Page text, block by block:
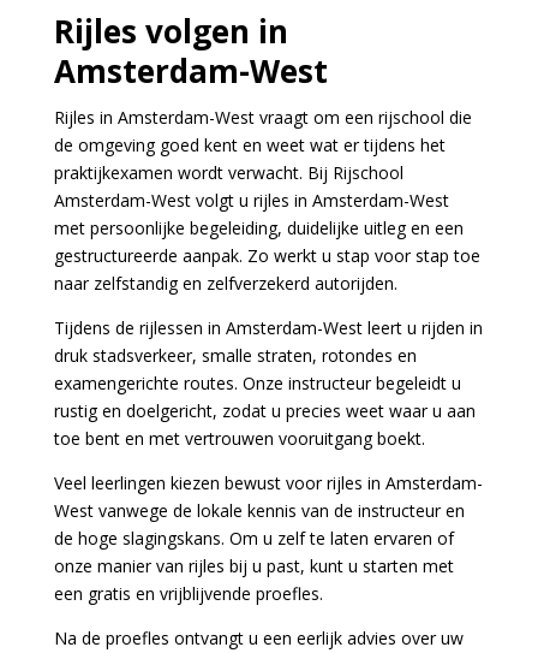
Rijles volgen in
Amsterdam-West
Rijles in Amsterdam-West vraagt om een rijschool die
de omgeving goed kent en weet wat er tijdens het
praktijkexamen wordt verwacht. Bij Rijschool
Amsterdam-West volgt u rijles in Amsterdam-West
met persoonlijke begeleiding, duidelijke uitleg en een
gestructureerde aanpak. Zo werkt u stap voor stap toe
naar zelfstandig en zelfverzekerd autorijden.
Tijdens de rijlessen in Amsterdam-West leert u rijden in
druk stadsverkeer, smalle straten, rotondes en
examengerichte routes. Onze instructeur begeleidt u
rustig en doelgericht, zodat u precies weet waar u aan
toe bent en met vertrouwen vooruitgang boekt.
Veel leerlingen kiezen bewust voor rijles in Amsterdam-
West vanwege de lokale kennis van de instructeur en
de hoge slagingskans. Om u zelf te laten ervaren of
onze manier van rijles bij u past, kunt u starten met
een gratis en vrijblijvende proefles.
Na de proefles ontvangt u een eerlijk advies over uw